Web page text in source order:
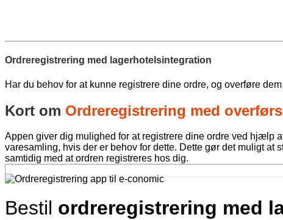
Ordreregistrering med lagerhotelsintegration
Har du behov for at kunne registrere dine ordre, og overføre
Kort om Ordreregistrering med
Appen giver dig mulighed for at registrere dine ordre ved hjælp
varesamling, hvis der er behov for dette. Dette gør det muligt at
samtidig med at ordren registreres hos dig.
Bestil ordreregistrering med